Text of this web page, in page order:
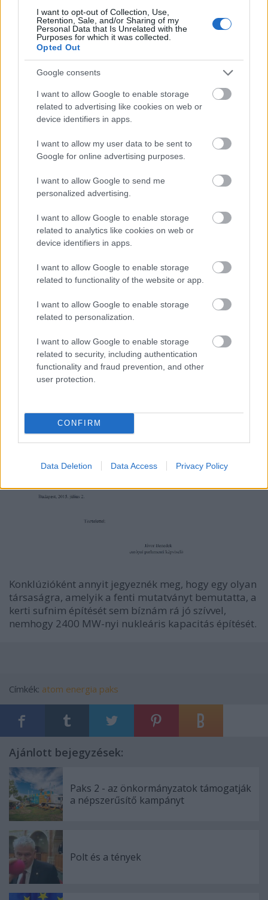
I want to opt-out of Collection, Use,
Retention, Sale, and/or Sharing of my
Personal Data that Is Unrelated with the
Purposes for which it was collected.
Opted Out
Google consents
I want to allow Google to enable storage
related to advertising like cookies on web or
device identifiers in apps.
I want to allow my user data to be sent to
Google for online advertising purposes.
I want to allow Google to send me
personalized advertising.
I want to allow Google to enable storage
related to analytics like cookies on web or
device identifiers in apps.
I want to allow Google to enable storage
related to functionality of the website or app.
I want to allow Google to enable storage
related to personalization.
I want to allow Google to enable storage
related to security, including authentication
functionality and fraud prevention, and other
user protection.
CONFIRM
Data Deletion Data Access Privacy Policy
Konklúzióként annyit jegyeznék meg, hogy egy olyan
társaságra, amelyik a fenti mutatványt bemutatta, a
kerti sufnim építését sem bíznám rá jó szívvel,
nemhogy 2400 MW-nyi nukleáris kapacitás építését.
Címkék: atom energia paks
Ajánlott bejegyzések:
Paks 2 - az önkormányzatok támogatják
a népszerűsítő kampányt
Polt és a tények